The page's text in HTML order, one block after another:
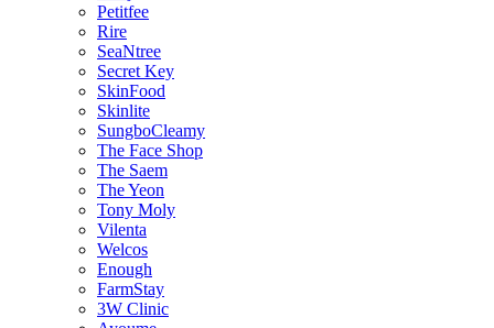
Petitfee
Rire
SeaNtree
Secret Key
SkinFood
Skinlite
SungboCleamy
The Face Shop
The Saem
The Yeon
Tony Moly
Vilenta
Welcos
Enough
FarmStay
3W Clinic